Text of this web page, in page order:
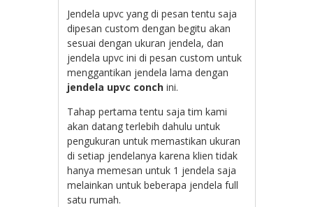
Jendela upvc yang di pesan tentu saja
dipesan custom dengan begitu akan
sesuai dengan ukuran jendela, dan
jendela upvc ini di pesan custom untuk
menggantikan jendela lama dengan
jendela upvc conch ini.
Tahap pertama tentu saja tim kami
akan datang terlebih dahulu untuk
pengukuran untuk memastikan ukuran
di setiap jendelanya karena klien tidak
hanya memesan untuk 1 jendela saja
melainkan untuk beberapa jendela full
satu rumah.